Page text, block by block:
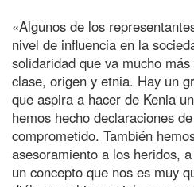
«Algunos de los
nivel de influencia en la
solidaridad que va mucho
clase, origen y etnia. Hay un
que aspira a hacer de Kenia
hemos hecho declaraciones
comprometido. También
asesoramiento a los heridos,
un concepto que nos es muy